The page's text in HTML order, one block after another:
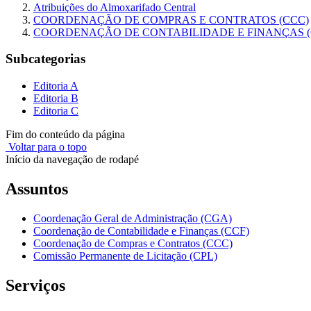
Atribuições do Almoxarifado Central
COORDENAÇÃO DE COMPRAS E CONTRATOS (CCC)
COORDENAÇÃO DE CONTABILIDADE E FINANÇAS
Subcategorias
Editoria A
Editoria B
Editoria C
Fim do conteúdo da página
Voltar para o topo
Início da navegação de rodapé
Assuntos
Coordenação Geral de Administração (CGA)
Coordenação de Contabilidade e Finanças (CCF)
Coordenação de Compras e Contratos (CCC)
Comissão Permanente de Licitação (CPL)
Serviços